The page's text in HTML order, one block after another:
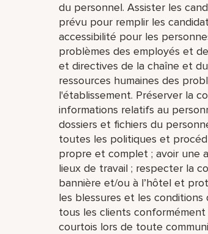
du personnel. Assister les
prévu pour remplir les
accessibilité pour les
problèmes des employés et
et directives de la chaîne et
ressources humaines des
l'établissement. Préserver la
informations relatifs au
dossiers et fichiers du
toutes les politiques et
propre et complet ; avoir une
lieux de travail ; respecter la
bannière et/ou à l’hôtel et
les blessures et les
tous les clients
courtois lors de toute